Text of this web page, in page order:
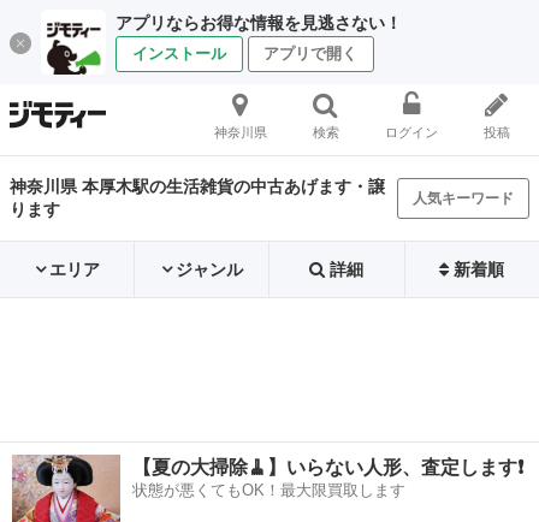
アプリならお得な情報を見逃さない！
インストール アプリで開く
神奈川県 検索 ログイン 投稿
神奈川県 本厚木駅の生活雑貨の中古あげます・譲
ります
人気キーワード
エリア ジャンル 詳細 新着順
【夏の大掃除🧹】いらない人形、査定します❗️
状態が悪くてもOK！最大限買取します